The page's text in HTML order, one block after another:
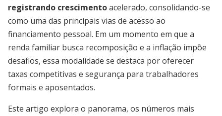
registrando crescimentoacelerado, consolidando-se
como uma das principais vias de acesso ao
financiamento pessoal. Em um momento em que a
renda familiar busca recomposição e a inflação impõe
desafios, essa modalidade se destaca por oferecer
taxas competitivas e segurança para trabalhadores
formais e aposentados.
Este artigo explora o panorama, os números mais